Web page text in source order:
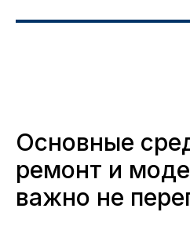
Основные
ремонт и
важно не